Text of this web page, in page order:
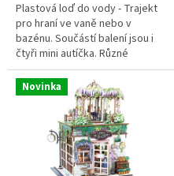
Plastová loď do vody - Trajekt
pro hraní ve vaně nebo v
bazénu. Součástí balení jsou i
čtyři mini autíčka. Různé
barevné provedení. Délka
parníku 39cm
Novinka